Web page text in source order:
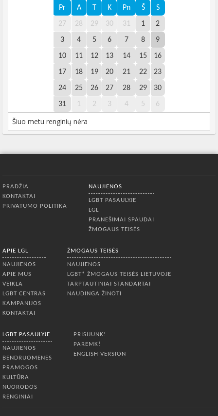
Pr A T K Pn Š S
27 28 29 30 31 1 2
3 4 5 6 7 8 9
10 11 12 13 14 15 16
17 18 19 20 21 22 23
24 25 26 27 28 29 30
31 1 2 3 4 5 6
Šiuo metu renginių nėra
PRADŽIA
KONTAKTAI
PRIVATUMO POLITIKA
NAUJIENOS
LGBT PASAULYJE
LGL
PRANEŠIMAI SPAUDAI
ŽMOGAUS TEISĖS
APIE LGL
NAUJIENOS
APIE MUS
VEIKLA
LGBT CENTRAS
KAMPANIJOS
KONTAKTAI
ŽMOGAUS TEISĖS
NAUJIENOS
LGBT* ŽMOGAUS TEISĖS LIETUVOJE
TARPTAUTINIAI STANDARTAI
NAUDINGA ŽINOTI
LGBT PASAULYJE
NAUJIENOS
BENDRUOMENĖS
PRAMOGOS
KULTŪRA
NUORODOS
RENGINIAI
PRISIJUNK!
PAREMK!
ENGLISH VERSION